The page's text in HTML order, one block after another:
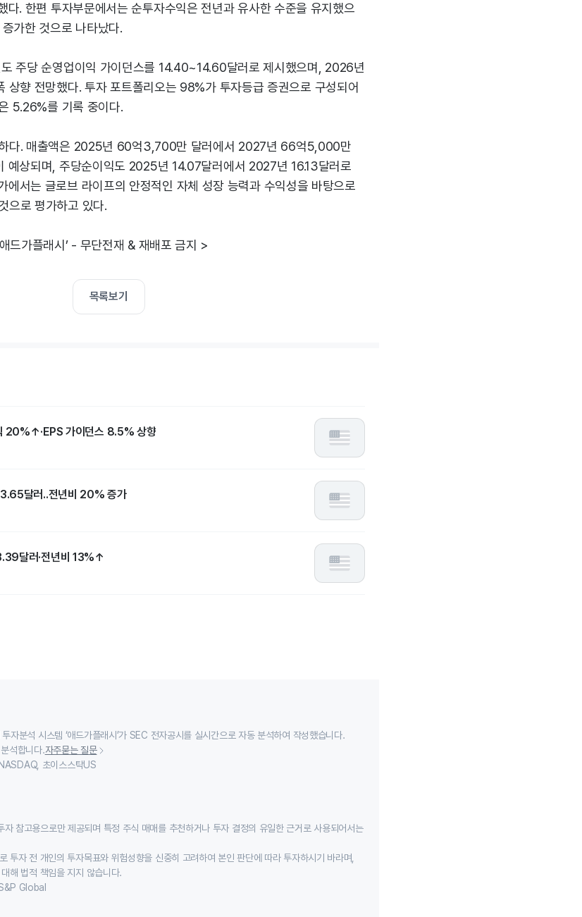
. 한편 투자부문에서는 순투자수익은 전년과 유사한 수준을 유지했으
가한 것으로 나타났다.
주당 순영업이익 가이던스를 14.40~14.60달러로 제시했으며, 2026년
향 전망했다. 투자 포트폴리오는 98%가 투자등급 증권으로 구성되어
5.26%를 기록 중이다.
다. 매출액은 2025년 60억3,700만 달러에서 2027년 66억5,000만
예상되며, 주당순이익도 2025년 14.07달러에서 2027년 16.13달러로
에서는 글로브 라이프의 안정적인 자체 성장 능력과 수익성을 바탕으로
으로 평가하고 있다.
드가플래시’ - 무단전재 & 재배포 금지 >
목록보기
20%↑·EPS 가이던스 8.5% 상향
3.65달러..전년비 20% 증가
달러·전년비 13%↑
자분석 시스템 ‘애드가플래시’가 SEC 전자공시를 실시간으로 자동 분석하여 작성했습니다.
석합니다.자주묻는 질문
초이스스탁US
자 참고용으로만 제공되며 특정 주식 매매를 추천하거나 투자 결정의 유일한 근거로 사용되어서는
투자 전 개인의 투자목표와 위험성향을 신중히 고려하여 본인 판단에 따라 투자하시기 바라며,
해 법적 책임을 지지 않습니다.
Global